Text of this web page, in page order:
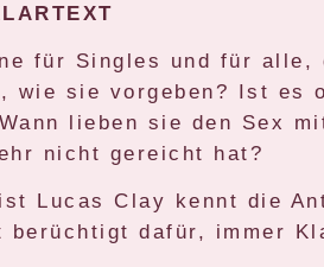
für Singles und für
wie sie vorgeben? Ist es
lieben sie den Sex
nicht gereicht hat?
Lucas Clay kennt die
berüchtigt dafür, immer